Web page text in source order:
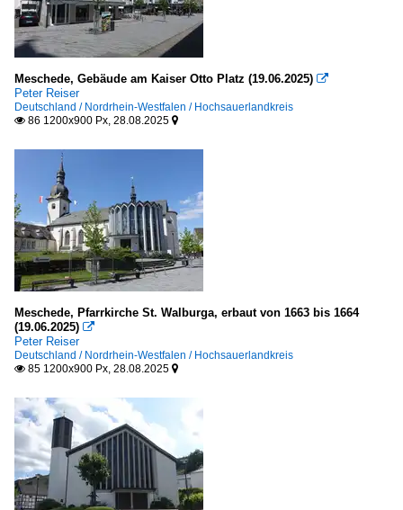
Meschede, Gebäude am Kaiser Otto Platz (19.06.2025) 
Peter Reiser
Deutschland / Nordrhein-Westfalen / Hochsauerlandkreis
 86 1200x900 Px, 28.08.2025 
Meschede, Pfarrkirche St. Walburga, erbaut von 1663 bis 1664
(19.06.2025) 
Peter Reiser
Deutschland / Nordrhein-Westfalen / Hochsauerlandkreis
 85 1200x900 Px, 28.08.2025 